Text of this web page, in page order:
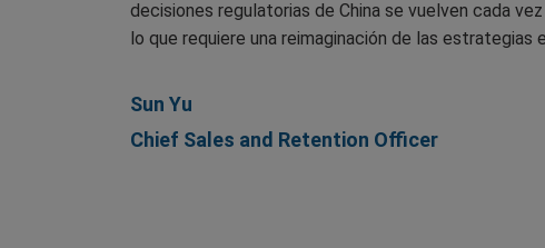
decisiones regulatorias de China se vuelven cada
lo que requiere una reimaginación de las estrategias
Sun Yu
Chief Sales and Retention Officer